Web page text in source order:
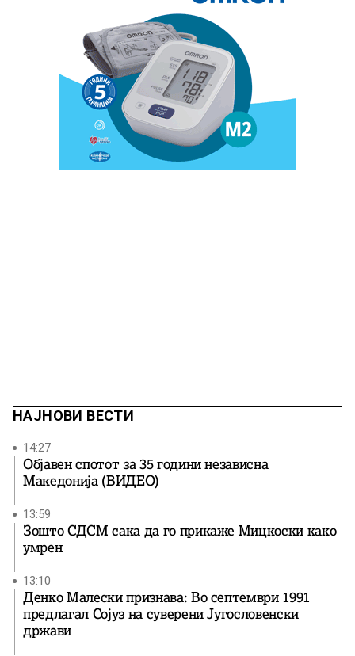
НАЈНОВИ ВЕСТИ
14:27
Објавен спотот за 35 години независна
Македонија (ВИДЕО)
13:59
Зошто СДСМ сака да го прикаже Мицкоски како
умрен
13:10
Денко Малески признава: Во септември 1991
предлагал Сојуз на суверени Југословенски
држави